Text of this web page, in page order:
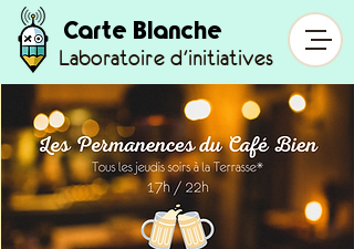
Carte Blanche
Laboratoire d'initiatives